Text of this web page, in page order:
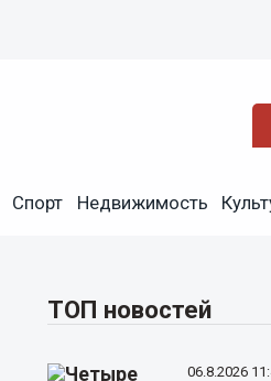
Спорт Недвижимость
ТОП новостей
06.8.2026